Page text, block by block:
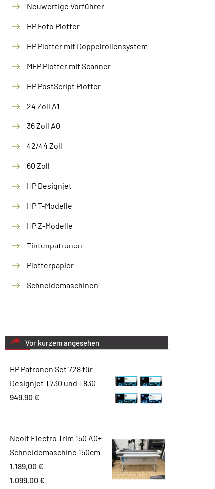
Neuwertige Vorführer
HP Foto Plotter
HP Plotter mit Doppelrollensystem
MFP Plotter mit Scanner
HP PostScript Plotter
24 Zoll A1
36 Zoll A0
42/44 Zoll
60 Zoll
HP Designjet
HP T-Modelle
HP Z-Modelle
Tintenpatronen
Plotterpapier
Schneidemaschinen
Vor kurzem angesehen
HP Patronen Set 728 für
Designjet T730 und T830
949,90 €
Neolt Electro Trim 150 A0+
Schneidemaschine 150cm
1.189,00€
Ursprünglicher
1.099,00 €